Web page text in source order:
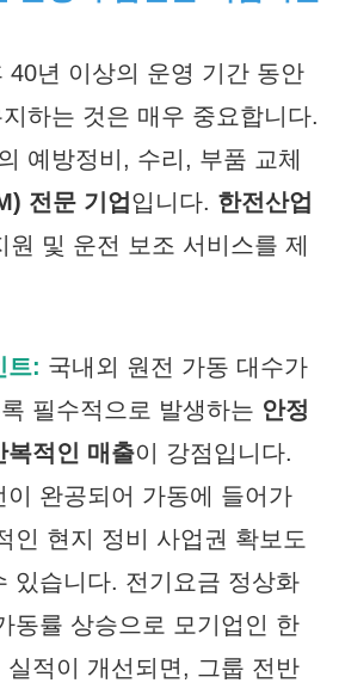
40년 이상의 운영 기간 동안
하는 것은 매우 중요합니다.
예방정비, 수리, 부품 교체
전문 기업 입니다. 한전산업
및 운전 보조 서비스를 제
트: 국내외 원전 가동 대수가
필수적으로 발생하는 안정
복적인 매출이 강점입니다.
이 완공되어 가동에 들어가
인 현지 정비 사업권 확보도
있습니다. 전기요금 정상화
동률 상승으로 모기업인 한
실적이 개선되면, 그룹 전반